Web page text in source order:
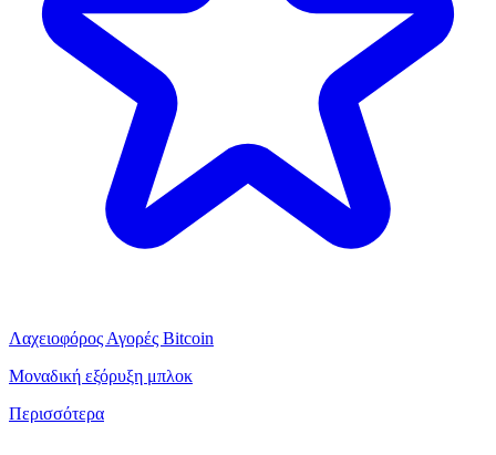
Λαχειοφόρος Αγορές Bitcoin
Μοναδική εξόρυξη μπλοκ
Περισσότερα